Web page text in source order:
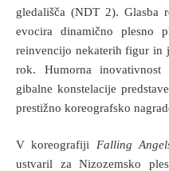
gledališča (NDT 2). Glasba
evocira dinamično plesno
reinvencijo nekaterih figur in
rok. Humorna inovativnost
gibalne konstelacije
prestižno koreografsko
V koreografiji Falling
ustvaril za Nizozemsko